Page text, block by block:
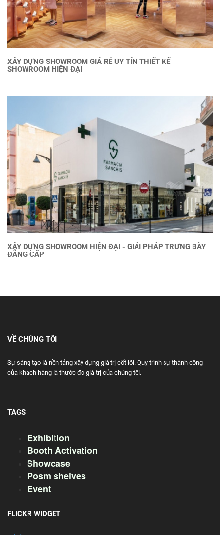
XÂY DỰNG SHOWROOM GIÁ RẺ UY TÍN THIẾT KẾ
SHOWROOM HIỆN ĐẠI
XÂY DỰNG SHOWROOM HIỆN ĐẠI - GIẢI PHÁP TRƯNG BÀY
ĐẲNG CẤP
VỀ CHÚNG TÔI
Sự sáng tạo là nền tảng xây dựng giá trị cốt lõi. Quy trình sự thành công
của khách hàng là thước đo giá trị của chúng tôi.
TAGS
Exhibition
Booth Activation
Showcase
Posm shelves
Event
FLICKR WIDGET